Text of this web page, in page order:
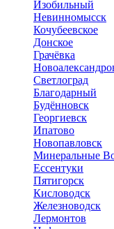
Изобильный
Невинномысск
Кочубеевское
Донское
Грачёвка
Светлоград
Благодарный
Будённовск
Георгиевск
Ипатово
Новопавловск
Минеральные
Ессентуки
Пятигорск
Кисловодск
Железноводск
Лермонтов